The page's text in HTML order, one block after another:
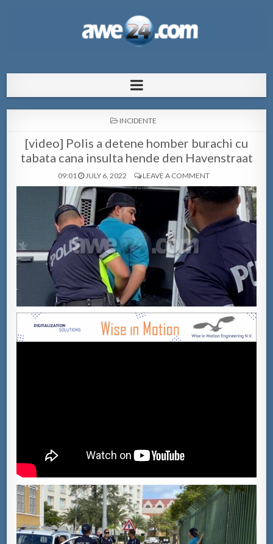
pa Aruba
POSTED
INCIDENTE
[video] Polis a detene homber burachi cu
tabata cana insulta hende den Havenstraat
09:01 JULY 6, 2022 LEAVE A COMMENT